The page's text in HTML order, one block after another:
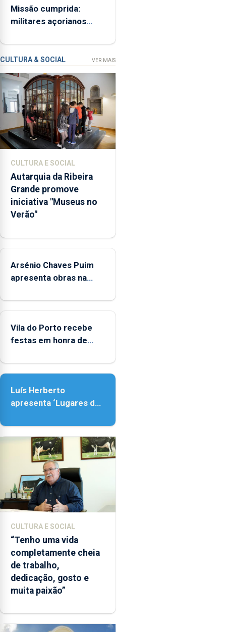
iniciativa
“Museus
Verão”,
que
garante
a
abertura
dos
museus
e
núcleos
integrados
na
Rede
Municipal
de
aos
durante
o
de
entre
as
e
as
18h00.
Missão cumprida:
militares açorianos
missão na Roménia
CULTURA & SOCIAL VER MAIS
CULTURA E SOCIAL
Autarquia da Ribeira
Grande promove
iniciativa "Museus no
Verão"
Arsénio Chaves Puim
apresenta obras na
Porto
Vila do Porto recebe
festas em honra de
Assunção
Luís Herberto
apresenta ‘Lugares da
CULTURA E SOCIAL
“Tenho uma vida
completamente cheia
de trabalho,
dedicação, gosto e
muita paixão”